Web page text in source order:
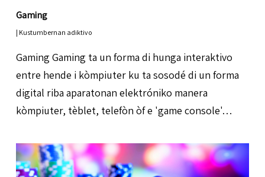
Gaming
| Kustumbernan adiktivo
Gaming Gaming ta un forma di hunga interaktivo
entre hende i kòmpiuter ku ta sosodé di un forma
digital riba aparatonan elektróniko manera
kòmpiuter, tèblet, telefòn òf e 'game console'…